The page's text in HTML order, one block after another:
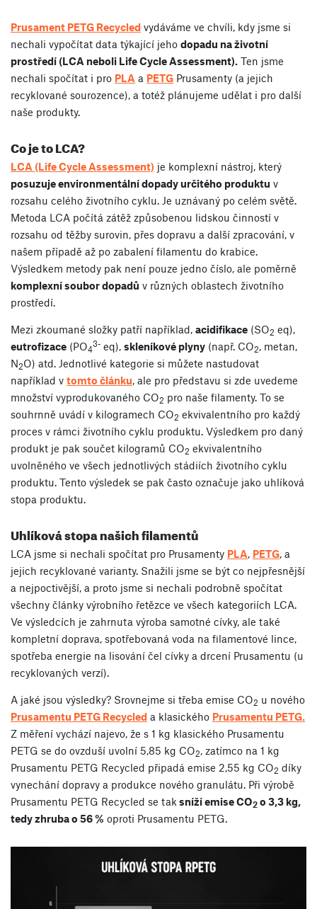
Prusament PETG Recycled vydáváme ve chvíli, kdy jsme si
nechali vypočítat data týkající jeho dopadu na životní
prostředí (LCA neboli Life Cycle Assessment). Ten jsme
nechali spočítat i pro PLA a PETG Prusamenty (a jejich
recyklované sourozence), a totéž plánujeme udělat i pro další
naše produkty.
Co je to LCA?
LCA (Life Cycle Assessment) je komplexní nástroj, který
posuzuje environmentální dopady určitého produktu v
rozsahu celého životního cyklu. Je uznávaný po celém světě.
Metoda LCA počítá zátěž způsobenou lidskou činností v
rozsahu od těžby surovin, přes dopravu a další zpracování, v
našem případě až po zabalení filamentu do krabice.
Výsledkem metody pak není pouze jedno číslo, ale poměrně
komplexní soubor dopadů v různých oblastech životního
prostředí.
Mezi zkoumané složky patří například, acidifikace (SO2 eq),
eutrofizace (PO4
3- eq), skleníkové plyny (např. CO2, metan,
N2O) atd. Jednotlivé kategorie si můžete nastudovat
například v tomto článku, ale pro představu si zde uvedeme
množství vyprodukovaného CO2 pro naše filamenty. To se
souhrnně uvádí v kilogramech CO2 ekvivalentního pro každý
proces v rámci životního cyklu produktu. Výsledkem pro daný
produkt je pak součet kilogramů CO2 ekvivalentního
uvolněného ve všech jednotlivých stádiích životního cyklu
produktu. Tento výsledek se pak často označuje jako uhlíková
stopa produktu.
Uhlíková stopa našich filamentů
LCA jsme si nechali spočítat pro Prusamenty PLA, PETG, a
jejich recyklované varianty. Snažili jsme se být co nejpřesnější
a nejpoctivější, a proto jsme si nechali podrobně spočítat
všechny články výrobního řetězce ve všech kategoriích LCA.
Ve výsledcích je zahrnuta výroba samotné cívky, ale také
kompletní doprava, spotřebovaná voda na filamentové lince,
spotřeba energie na lisování čel cívky a drcení Prusamentu (u
recyklovaných verzí).
A jaké jsou výsledky? Srovnejme si třeba emise CO2 u nového
Prusamentu PETG Recycled a klasického Prusamentu PETG.
Z měření vychází najevo, že s 1 kg klasického Prusamentu
PETG se do ovzduší uvolní 5,85 kg CO2, zatímco na 1 kg
Prusamentu PETG Recycled připadá emise 2,55 kg CO2 díky
vynechání dopravy a produkce nového granulátu. Při výrobě
Prusamentu PETG Recycled se tak sníží emise CO2 o 3,3 kg,
tedy zhruba o 56 % oproti Prusamentu PETG.